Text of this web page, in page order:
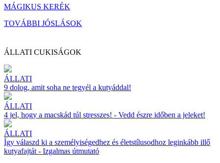
MÁGIKUS KERÉK
TOVÁBBI JÓSLÁSOK
ÁLLATI CUKISÁGOK
ÁLLATI
9 dolog, amit soha ne tegyél a kutyáddal!
ÁLLATI
4 jel, hogy a macskád túl stresszes! - Vedd észre időben a jeleket!
ÁLLATI
Így válaszd ki a személyiségedhez és életstílusodhoz leginkább illő
kutyafajtát - Izgalmas útmutató